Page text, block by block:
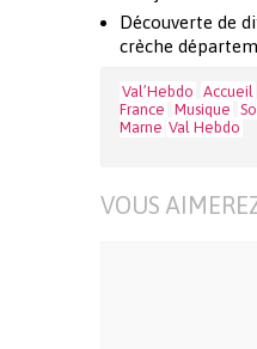
Découverte de
crèche
Val’Hebdo Accueil
France Musique
Marne Val Hebdo
VOUS